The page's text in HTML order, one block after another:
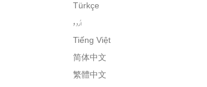
Türkçe
اُردو
Tiếng Việt
简体中文
繁體中文